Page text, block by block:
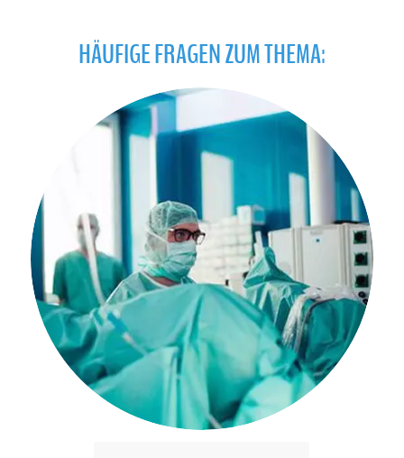
HÄUFIGE FRAGEN ZUM THEMA: